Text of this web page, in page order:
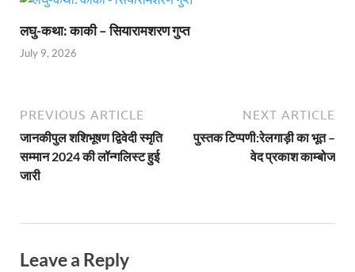
लघु-कथा: काकी – सियारामशरण गुप्त
July 9, 2026
PREVIOUS ARTICLE
जानकीपुल शशिभूषण द्विवेदी स्मृति
सम्मान 2024 की लॉन्गलिस्ट हुई
जारी
NEXT ARTICLE
पुस्तक टिप्पणी:रेलगाड़ी का भूत –
वेद प्रकाश काम्बोज
Leave a Reply